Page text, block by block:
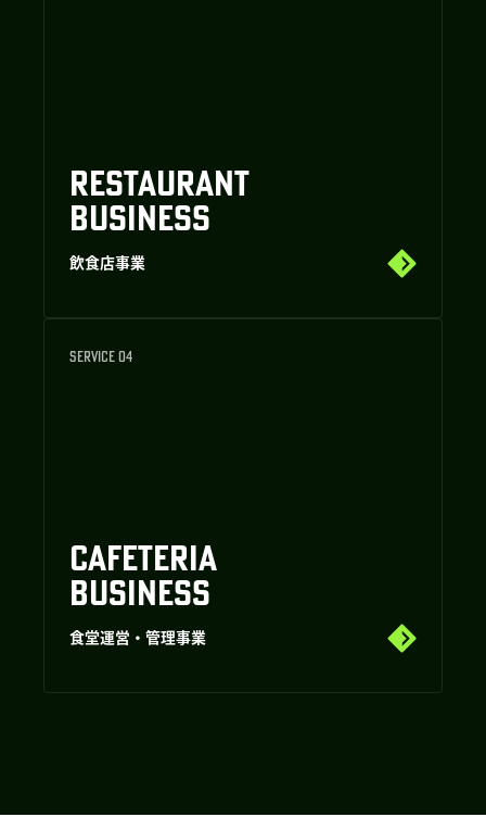
RESTAURANT
BUSINESS
飲食店事業
SERVICE 04
CAFETERIA
BUSINESS
食堂運営・管理事業